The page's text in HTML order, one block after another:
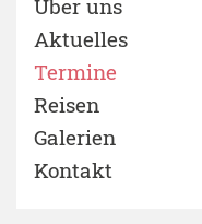
Über uns
Aktuelles
Termine
Reisen
Galerien
Kontakt